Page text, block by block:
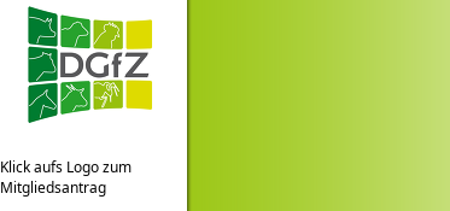
Klick aufs Logo zum
Mitgliedsantrag